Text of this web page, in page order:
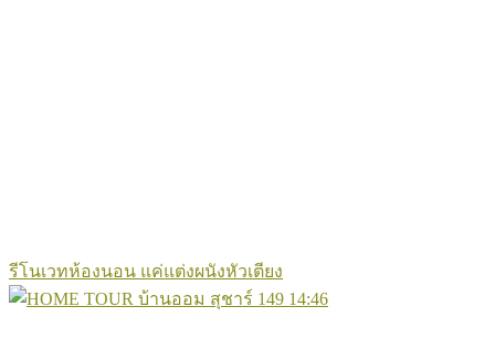
รีโนเวทห้องนอน แค่แต่งผนังหัวเตียง
149 14:46